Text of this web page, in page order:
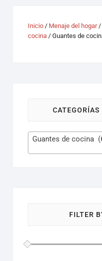
Inicio / Menaje del hogar/
cocina / Guantes de
CATEGORÍAS
Guantes de cocina
FILTER